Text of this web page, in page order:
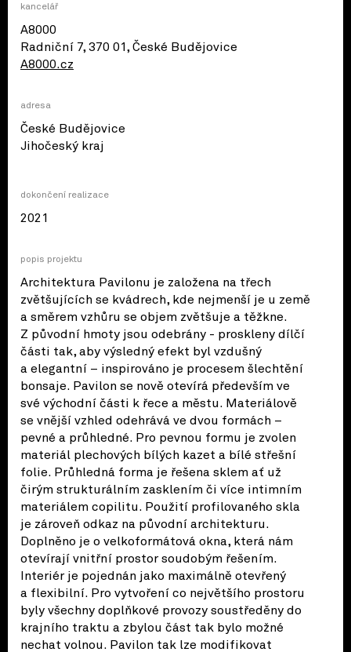
kancelář
A8000
Radniční 7, 370 01, České Budějovice
A8000.cz
adresa
České Budějovice
Jihočeský kraj
dokončení realizace
2021
popis projektu
Architektura Pavilonu je založena na třech
zvětšujících se kvádrech, kde nejmenší je u země
a směrem vzhůru se objem zvětšuje a těžkne.
Z původní hmoty jsou odebrány - proskleny dílčí
části tak, aby výsledný efekt byl vzdušný
a elegantní – inspirováno je procesem šlechtění
bonsaje. Pavilon se nově otevírá především ve
své východní části k řece a městu. Materiálově
se vnější vzhled odehrává ve dvou formách –
pevné a průhledné. Pro pevnou formu je zvolen
materiál plechových bílých kazet a bílé střešní
folie. Průhledná forma je řešena sklem ať už
čirým strukturálním zasklením či více intimním
materiálem copilitu. Použití profilovaného skla
je zároveň odkaz na původní architekturu.
Doplněno je o velkoformátová okna, která nám
otevírají vnitřní prostor soudobým řešením.
Interiér je pojednán jako maximálně otevřený
a flexibilní. Pro vytvoření co největšího prostoru
byly všechny doplňkové provozy soustředěny do
krajního traktu a zbylou část tak bylo možné
nechat volnou. Pavilon tak lze modifikovat